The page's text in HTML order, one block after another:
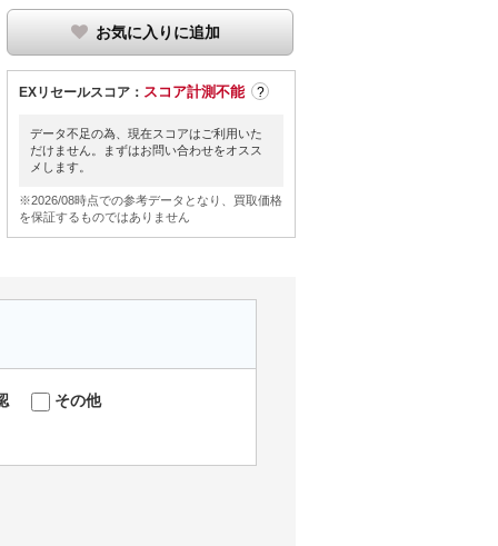
お気に入りに追加
EXリセールスコア： スコア計測不能 ?
データ不足の為、現在スコアはご利用いた
だけません。まずはお問い合わせをオスス
メします。
※2026/08時点での参考データとなり、買取価格
を保証するものではありません
その他